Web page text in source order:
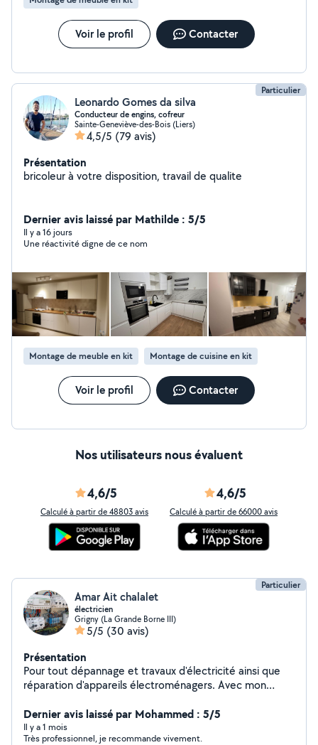
Voir le profil Contacter
Particulier
Leonardo Gomes da silva
Conducteur de engins, cofreur
Sainte-Geneviève-des-Bois (Liers)
4,5/5 (79 avis)
Présentation
bricoleur à votre disposition, travail de qualite
Dernier avis laissé par Mathilde : 5/5
Il y a 16 jours
Une réactivité digne de ce nom
Montage de meuble en kit Montage de cuisine en kit
Voir le profil Contacter
Nos utilisateurs nous évaluent
4,6/5
Calculé à partir de 48803 avis
4,6/5
Calculé à partir de 66000 avis
Particulier
Amar Ait chalalet
électricien
Grigny (La Grande Borne III)
5/5 (30 avis)
Présentation
Pour tout dépannage et travaux d'électricité ainsi que
réparation d'appareils électroménagers. Avec mon
être à la hauteur de vos attentes.
Dernier avis laissé par Mohammed : 5/5
Il y a 1 mois
Très professionnel, je recommande vivement.